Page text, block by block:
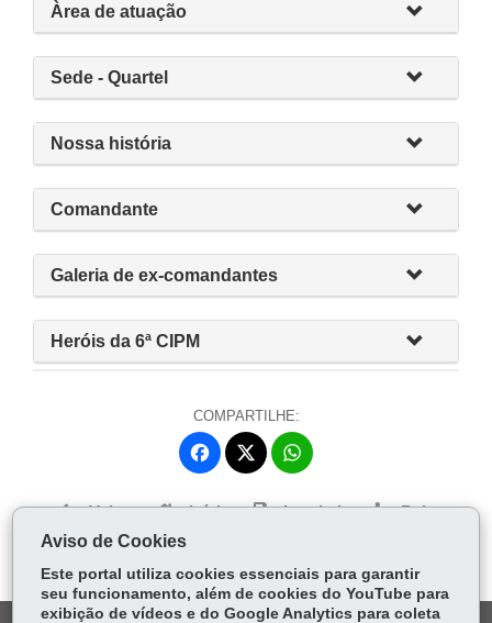
Àrea de atuação
Sede - Quartel
Nossa história
Comandante
Galeria de ex-comandantes
Heróis da 6ª CIPM
COMPARTILHE:
Fa
ce
bo
ts
Voltar Início Imprimir Baixar
Aviso de Cookies
Este portal utiliza cookies essenciais para garantir
seu funcionamento, além de cookies do YouTube para
exibição de vídeos e do Google Analytics para coleta